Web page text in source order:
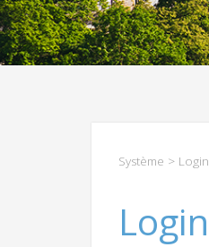
Système > Login
Login